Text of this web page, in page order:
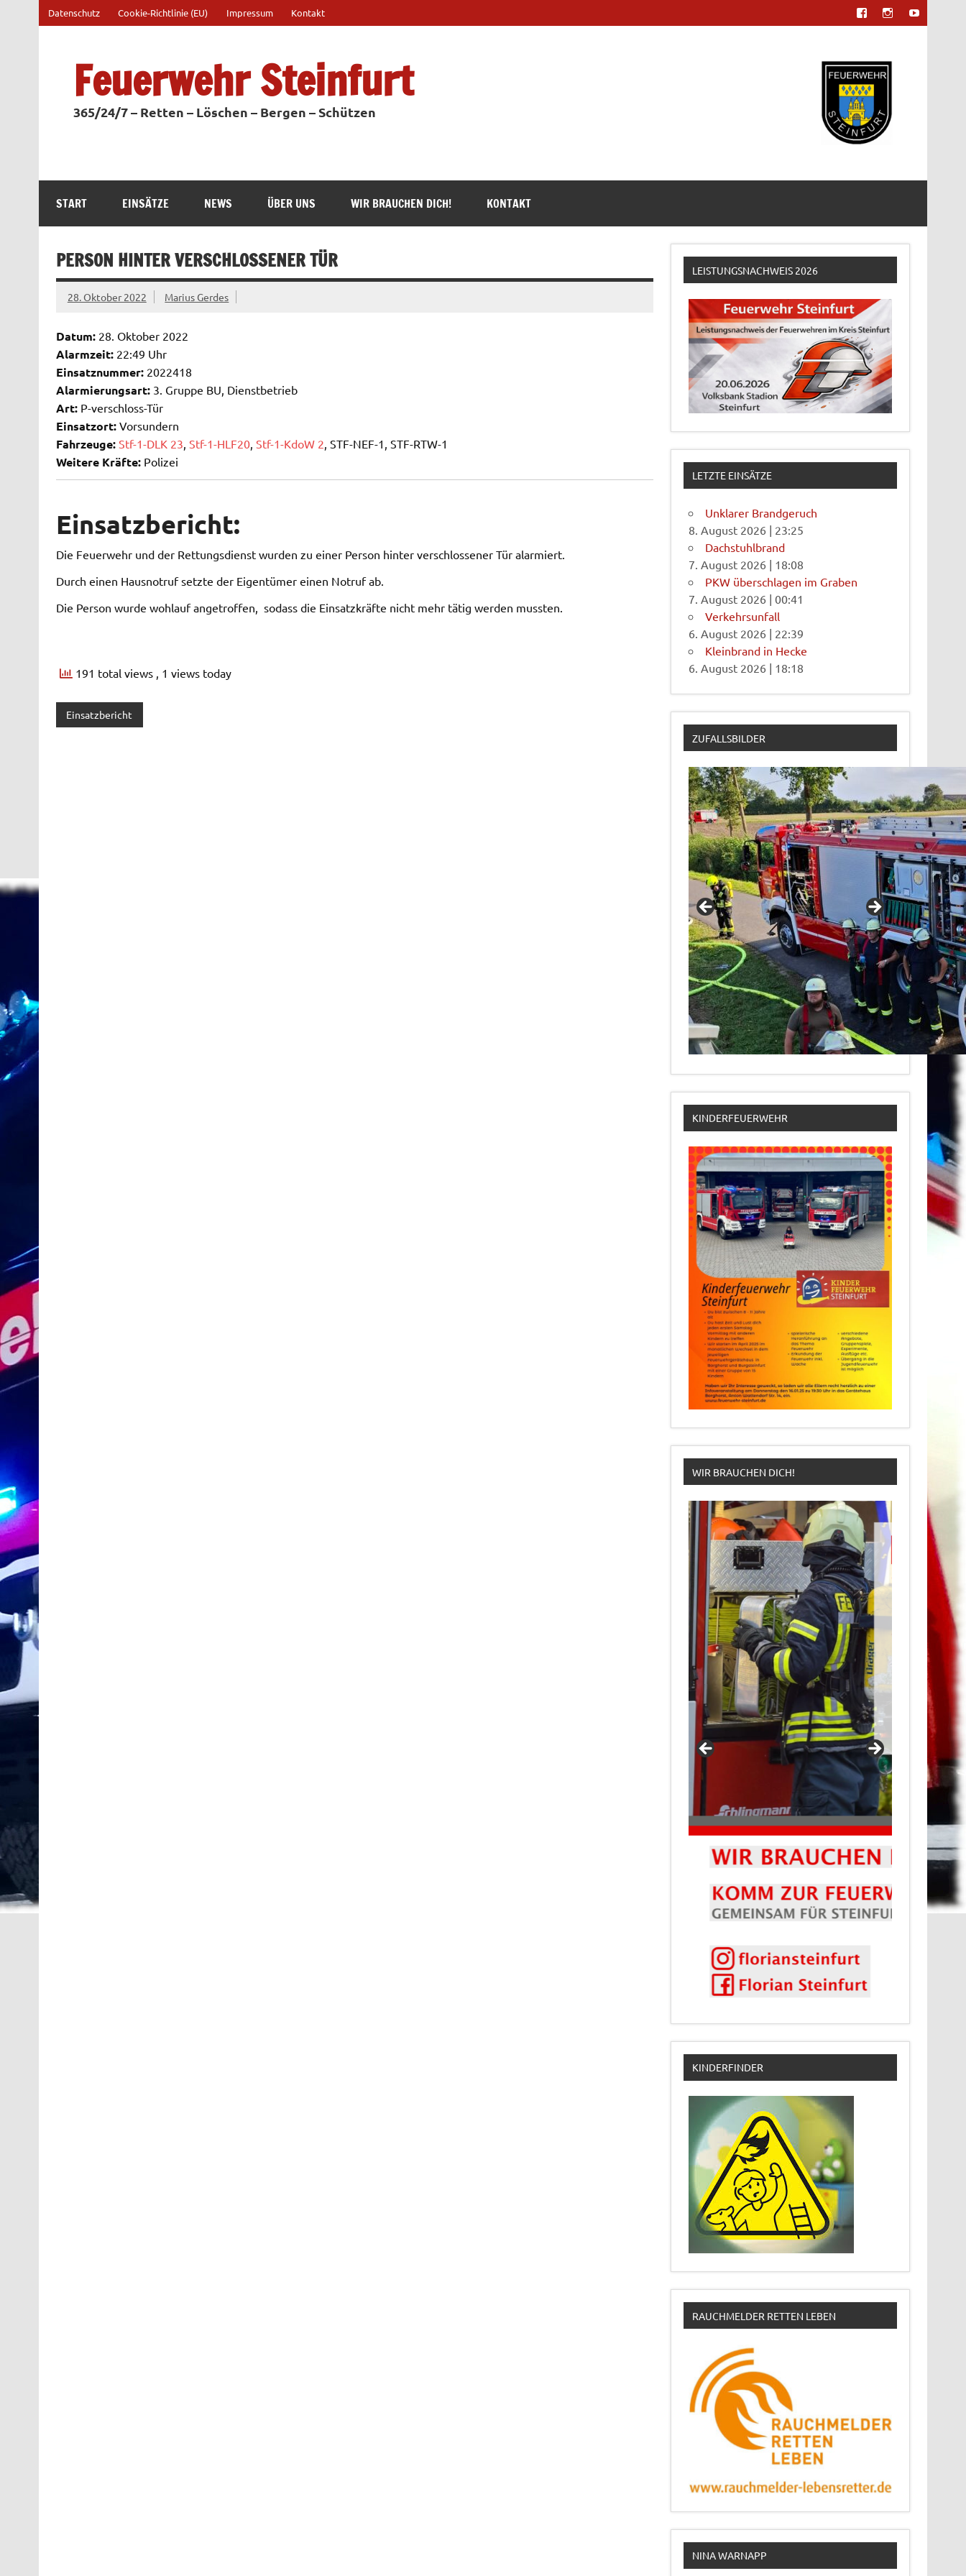
springen
Datenschutz Cookie-Richtlinie (EU) Impressum Kontakt
Feuerwehr Steinfurt
365/24/7 – Retten – Löschen – Bergen – Schützen
START EINSÄTZE NEWS ÜBER UNS WIR BRAUCHEN DICH! KONTAKT
PERSON HINTER VERSCHLOSSENER TÜR
28. Oktober 2022 Marius Gerdes
Datum:28. Oktober 2022
Alarmzeit:22:49 Uhr
Einsatznummer:2022418
Alarmierungsart:3. Gruppe BU, Dienstbetrieb
Art:P-verschloss-Tür
Einsatzort:Vorsundern
Fahrzeuge: Stf-1-DLK 23, Stf-1-HLF20, Stf-1-KdoW 2, STF-NEF-1, STF-RTW-1
Weitere Kräfte:Polizei
Einsatzbericht:
Die Feuerwehr und der Rettungsdienst wurden zu einer Person hinter verschlossener Tür alarmiert.
Durch einen Hausnotruf setzte der Eigentümer einen Notruf ab.
Die Person wurde wohlauf angetroffen, sodass die Einsatzkräfte nicht mehr tätig werden mussten.
191 total views , 1 views today
Einsatzbericht
LEISTUNGSNACHWEIS 2026
LETZTE EINSÄTZE
Unklarer Brandgeruch
8. August 2026 | 23:25
Dachstuhlbrand
7. August 2026 | 18:08
PKW überschlagen im Graben
7. August 2026 |00:41
Verkehrsunfall
6. August 2026 | 22:39
Kleinbrand in Hecke
6. August 2026 | 18:18
ZUFALLSBILDER
KINDERFEUERWEHR
WIR BRAUCHEN DICH!
KINDERFINDER
RAUCHMELDER RETTEN LEBEN
NINA WARNAPP